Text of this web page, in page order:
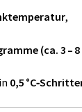
,
(ca. 3 – 8
0,5